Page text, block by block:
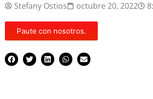
Stefany Ostios octubre 20, 2022
Paute con nosotros.